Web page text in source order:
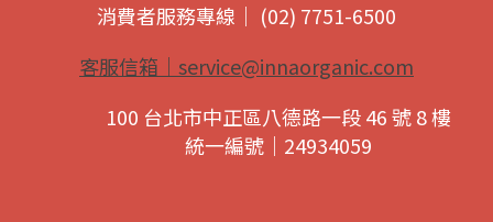
消費者服務專線｜ (02) 7751-6500
客服信箱｜ service@innaorganic.com
100 台北市中正區八德路一段 46 號 8 樓
統一編號｜24934059